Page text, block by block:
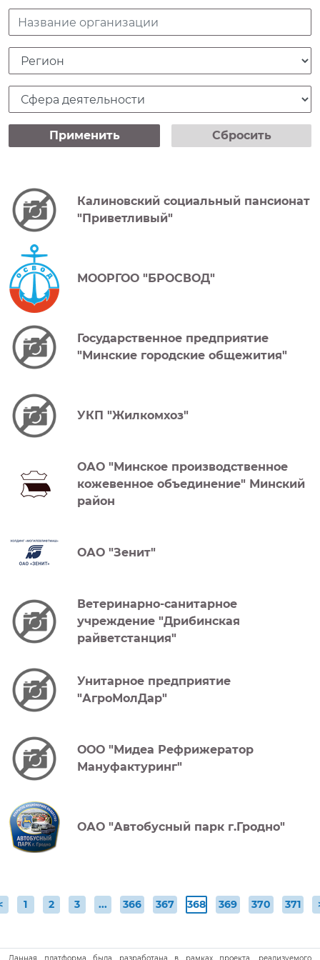
Название организации
Регион
Сфера деятельности
Применить Сбросить
Калиновский социальный пансионат
"Приветливый"
МООРГОО "БРОСВОД"
Государственное предприятие
"Минские городские общежития"
УКП "Жилкомхоз"
ОАО "Минское производственное
кожевенное объединение" Минский
район
ОАО "Зенит"
Ветеринарно-санитарное
учреждение "Дрибинская
райветстанция"
Унитарное предприятие
"АгроМолДар"
ООО "Мидеа Рефрижератор
Мануфактуринг"
ОАО "Автобусный парк г.Гродно"
1 2 3 ... 366 367 368(текущая)
369 370 371